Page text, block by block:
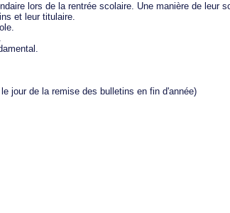
lors de la rentrée scolaire. Une manière de leur
et leur titulaire.
jour de la remise des bulletins en fin d'année)